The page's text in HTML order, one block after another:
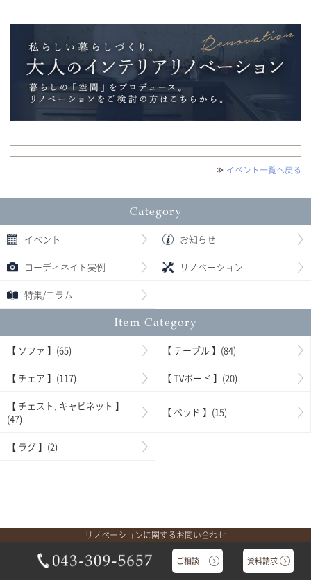
イベント一覧へ戻る
イベント お知らせ
コーディネイト実例 リノベーション
特集/コラム
【 ソファ 】(65) 【 テーブル 】(84)
【 チェア 】(117) 【 TVボード 】(20)
【 チェスト, キャビネット 】
(47)
【 ベッド 】(15)
【 ラグ 】(2)
リノベーションに関するお問い合わせ
ご相談 資料請求